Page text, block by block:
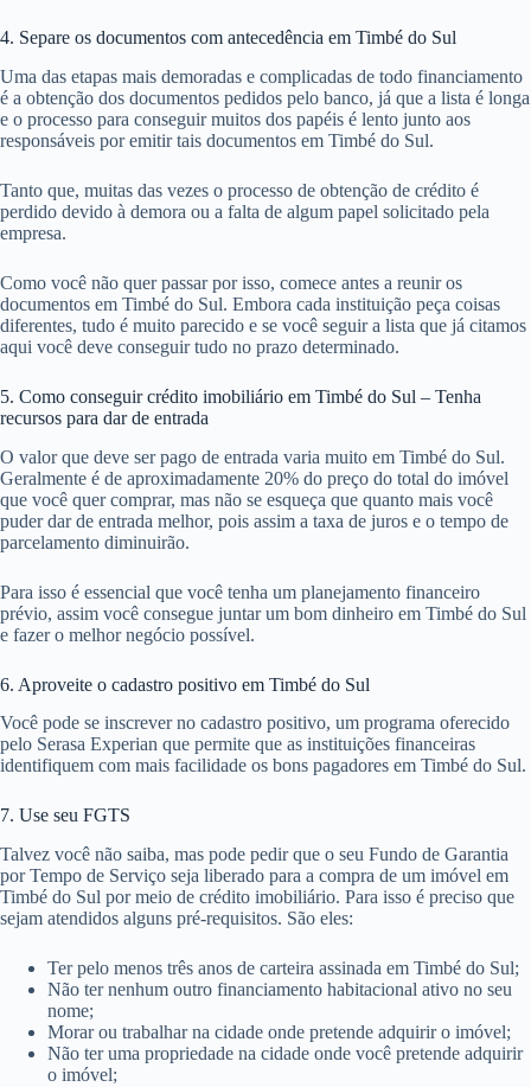
4. Separe os documentos com antecedência em Timbé do Sul
Uma das etapas mais demoradas e complicadas de todo financiamento
é a obtenção dos documentos pedidos pelo banco, já que a lista é longa
e o processo para conseguir muitos dos papéis é lento junto aos
responsáveis por emitir tais documentos em Timbé do Sul.
Tanto que, muitas das vezes o processo de obtenção de crédito é
perdido devido à demora ou a falta de algum papel solicitado pela
empresa.
Como você não quer passar por isso, comece antes a reunir os
documentos em Timbé do Sul. Embora cada instituição peça coisas
diferentes, tudo é muito parecido e se você seguir a lista que já citamos
aqui você deve conseguir tudo no prazo determinado.
5. Como conseguir crédito imobiliário em Timbé do Sul – Tenha
recursos para dar de entrada
O valor que deve ser pago de entrada varia muito em Timbé do Sul.
Geralmente é de aproximadamente 20% do preço do total do imóvel
que você quer comprar, mas não se esqueça que quanto mais você
puder dar de entrada melhor, pois assim a taxa de juros e o tempo de
parcelamento diminuirão.
Para isso é essencial que você tenha um planejamento financeiro
prévio, assim você consegue juntar um bom dinheiro em Timbé do Sul
e fazer o melhor negócio possível.
6. Aproveite o cadastro positivo em Timbé do Sul
Você pode se inscrever no cadastro positivo, um programa oferecido
pelo Serasa Experian que permite que as instituições financeiras
identifiquem com mais facilidade os bons pagadores em Timbé do Sul.
7. Use seu FGTS
Talvez você não saiba, mas pode pedir que o seu Fundo de Garantia
por Tempo de Serviço seja liberado para a compra de um imóvel em
Timbé do Sul por meio de crédito imobiliário. Para isso é preciso que
sejam atendidos alguns pré-requisitos. São eles:
Ter pelo menos três anos de carteira assinada em Timbé do Sul;
Não ter nenhum outro financiamento habitacional ativo no seu
nome;
Morar ou trabalhar na cidade onde pretende adquirir o imóvel;
Não ter uma propriedade na cidade onde você pretende adquirir
o imóvel;